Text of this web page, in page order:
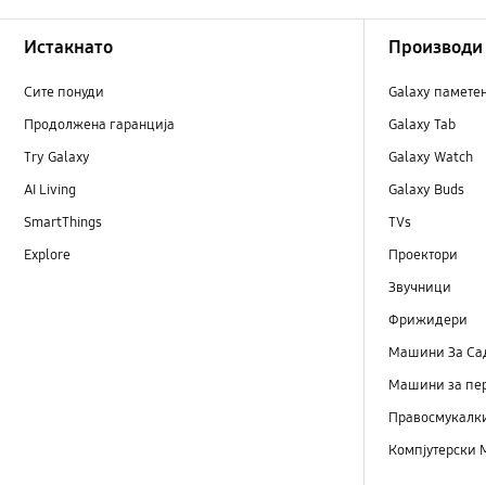
Истакнато
Сите понуди
Продолжена гаранција
Try Galaxy
AI Living
SmartThings
Explore
Производи
Galaxy
Galaxy Tab
Galaxy Watch
Galaxy Buds
TVs
Проектори
Звучници
Фрижидери
Машини Зa
Машини за
Компјутерски